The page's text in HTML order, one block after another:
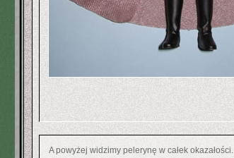
A powyżej widzimy pelerynę w całek okazałości.